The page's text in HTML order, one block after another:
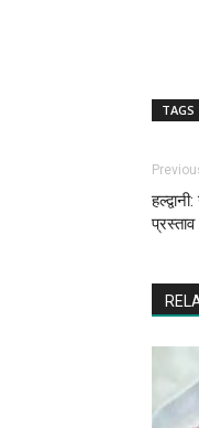
TAGS
प्रस्ताव